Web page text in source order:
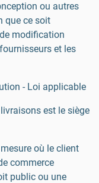
ou autres
que ce soit
modification
et les
- Loi applicable
est le siège
où le client
commerce
public ou une